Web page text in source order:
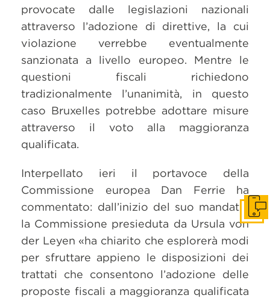
provocate dalle legislazioni nazionali
attraverso l’adozione di direttive, la cui
violazione verrebbe eventualmente
sanzionata a livello europeo. Mentre le
questioni fiscali richiedono
tradizionalmente l’unanimità, in questo
caso Bruxelles potrebbe adottare misure
attraverso il voto alla maggioranza
qualificata.
Interpellato ieri il portavoce della
Commissione europea Dan Ferrie ha
commentato: dall’inizio del suo mandato,
la Commissione presieduta da Ursula von
der Leyen «ha chiarito che esplorerà modi
per sfruttare appieno le disposizioni dei
trattati che consentono l’adozione delle
proposte fiscali a maggioranza qualificata
Get